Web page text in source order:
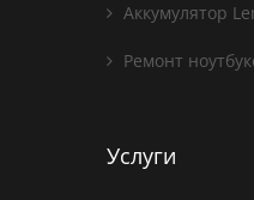
Аккумулятор
Ремонт
Услуги